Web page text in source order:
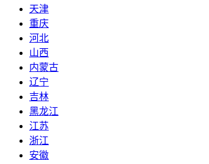
天津
重庆
河北
山西
内蒙古
辽宁
吉林
黑龙江
江苏
浙江
安徽